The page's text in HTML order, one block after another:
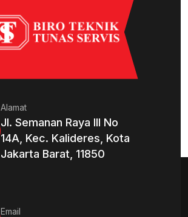
Alamat
Jl. Semanan Raya III No
14A, Kec. Kalideres, Kota
Jakarta Barat, 11850
Email